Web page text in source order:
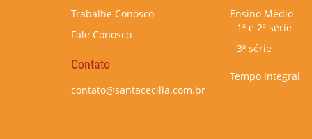
Trabalhe Conosco
Fale Conosco
Contato
contato@santacecilia.com.br
Ensino Médio
1ª e 2ª série
3ª série
Tempo Integral